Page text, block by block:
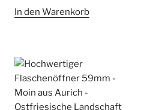
In den Warenkorb